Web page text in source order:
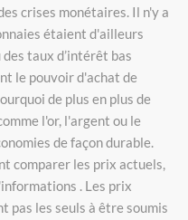
crises monétaires. Il n'y a
étaient d'ailleurs
taux d’intérêt bas
le pouvoir d'achat de
de plus en plus de
l'or, l'argent ou le
de façon durable.
comparer les prix actuels,
. Les prix
pas les seuls à être soumis